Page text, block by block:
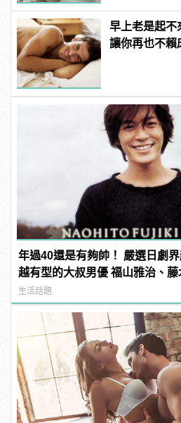
早上老是起不
讓你再也不賴
年過40還是有夠帥！ 嚴選日劇
越有型的大叔男優 福山雅治、藤
人從那些年帥到這些年！
生活話題